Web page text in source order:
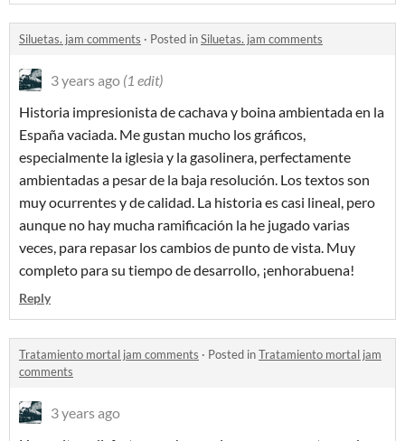
Siluetas. jam comments · Posted inSiluetas. jam comments
3 years ago (1 edit)
Historia impresionista de cachava y boina ambientada en la
España vaciada. Me gustan mucho los gráficos,
especialmente la iglesia y la gasolinera, perfectamente
ambientadas a pesar de la baja resolución. Los textos son
muy ocurrentes y de calidad. La historia es casi lineal, pero
aunque no hay mucha ramificación la he jugado varias
veces, para repasar los cambios de punto de vista. Muy
completo para su tiempo de desarrollo, ¡enhorabuena!
Reply
Tratamiento mortal jam comments · Posted inTratamiento mortal jam
comments
3 years ago